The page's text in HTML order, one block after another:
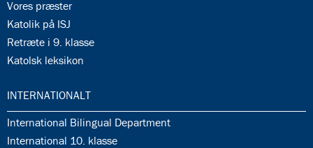
35.7:
Vores præster
35.8:
Katolik på ISJ
35.9:
Retræte i 9. klasse
35.10:
Katolsk leksikon
36.0:
INTERNATIONALT
36.1:
International Bilingual Department
36.2:
International 10. klasse